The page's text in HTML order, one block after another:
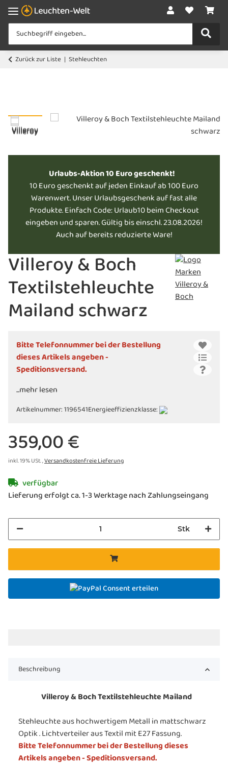
Zurück zur Liste Stehleuchten
Urlaubs-Aktion 10 Euro geschenkt!
10 Euro geschenkt auf jeden Einkauf ab 100 Euro
Warenwert. Unser Urlaubsgeschenk auf fast alle
Produkte. Einfach Code: Urlaub10 beim Checkout
eingeben und sparen. Gültig bis einschl. 23.08.2026!
Auch auf bereits reduzierte Ware!
Villeroy & Boch
Textilstehleuchte
Mailand schwarz
Bitte Telefonnummer bei der Bestellung
dieses Artikels angeben -
Speditionsversand.
...mehr lesen
Artikelnummer:1196541Energieeffizienzklasse:
359,00 €
inkl. 19% USt. ,Versandkostenfreie Lieferung
verfügbar
Lieferung erfolgt ca. 1-3 Werktage nach Zahlungseingang
Stk
Consent erteilen
Beschreibung
Villeroy & Boch Textilstehleuchte Mailand
Stehleuchte aus hochwertigem Metall in mattschwarz
Optik . Lichtverteiler aus Textil mit E27 Fassung.
Bitte Telefonnummer bei der Bestellung dieses
Artikels angeben - Speditionsversand.